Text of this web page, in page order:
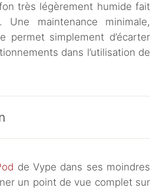
très légèrement humide fait
Une maintenance minimale,
permet simplement d’écarter
dans l’utilisation de
de Vype dans ses moindres
un point de vue complet sur